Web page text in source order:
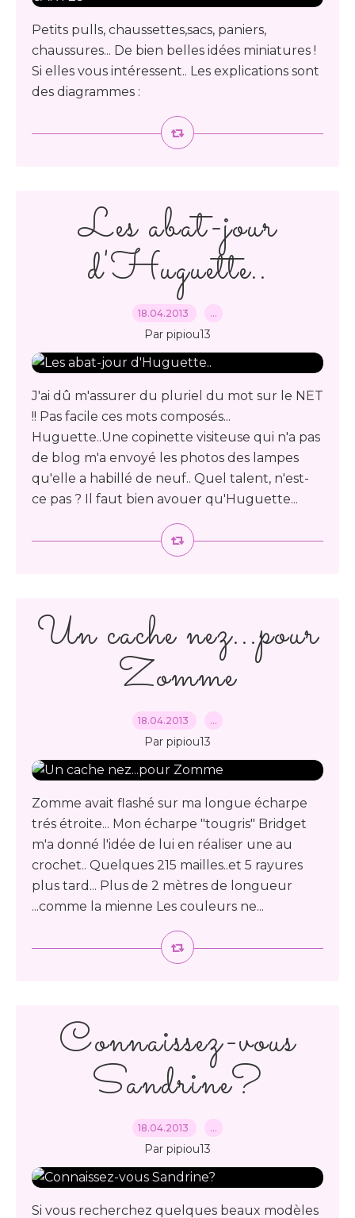
Petits pulls, chaussettes,sacs, paniers,
chaussures... De bien belles idées miniatures !
Si elles vous intéressent.. Les explications sont
des diagrammes :
Les abat-jour
d'Huguette..
18.04.2013 …
Par pipiou13
J'ai dû m'assurer du pluriel du mot sur le NET
!! Pas facile ces mots composés...
Huguette..Une copinette visiteuse qui n'a pas
de blog m'a envoyé les photos des lampes
qu'elle a habillé de neuf.. Quel talent, n'est-
ce pas ? Il faut bien avouer qu'Huguette...
Un cache nez...pour
Zomme
18.04.2013 …
Par pipiou13
Zomme avait flashé sur ma longue écharpe
trés étroite... Mon écharpe "tougris" Bridget
m'a donné l'idée de lui en réaliser une au
crochet.. Quelques 215 mailles..et 5 rayures
plus tard... Plus de 2 mètres de longueur
...comme la mienne Les couleurs ne...
Connaissez-vous
Sandrine?
18.04.2013 …
Par pipiou13
Si vous recherchez quelques beaux modèles